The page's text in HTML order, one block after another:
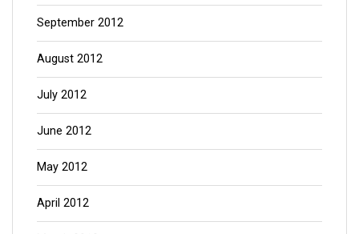
September 2012
August 2012
July 2012
June 2012
May 2012
April 2012